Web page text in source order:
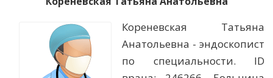
Кореневская Татьяна
Анатольевна - эндоскопист
по специальности. ID